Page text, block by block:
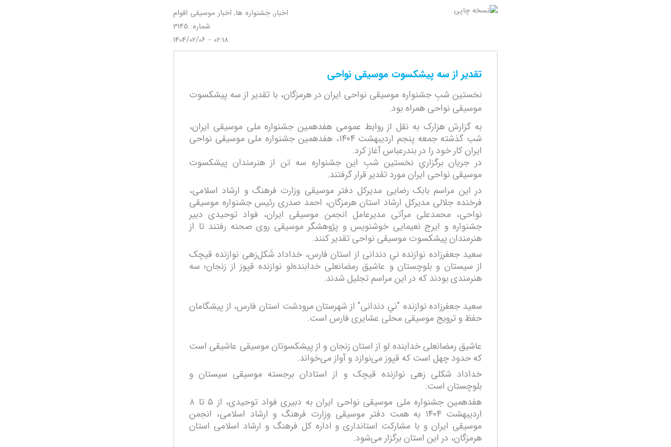
اخبار, جشنواره ها, اخبار موسیقی اقوام
شماره: 3145
1404/02/06 - 02:18
تقدیر از سه پیشکسوت موسیقی نواحی
نخستین شبِ جشنواره موسیقی نواحی ایران در هرمزگان، با تقدیر از سه پیشکسوت
موسیقی نواحی همراه بود.
به گزارش هزارک به نقل از روابط عمومی هفدهمین جشنواره ملی موسیقی ایران،
شب گذشته جمعه پنجم اردیبهشت ۱۴۰۴، هفدهمین جشنواره ملی موسیقی نواحی
ایران کار خود را در بندرعباس آغاز کرد.
در جریان برگزاریِ نخستین شبِ این جشنواره سه تن از هنرمندان پیشکسوت
موسیقی نواحی ایران مورد تقدیر قرار گرفتند.
در این مراسم بابک رضایی مدیرکل دفتر موسیقی وزارت فرهنگ و ارشاد اسلامی،
فرخنده جلالی مدیرکل ارشاد استان هرمزگان، احمد صدری رئیس جشنواره موسیقی
نواحی، محمدعلی مرآتی مدیرعامل انجمن موسیقی ایران، فواد توحیدی دبیر
جشنواره و ایرج نعیمایی خوشنویس و پژوهشگر موسیقی روی صحنه رفتند تا از
هنرمندان پیشکسوت موسیقی نواحی تقدیر کنند.
سعید جعفرزاده نوازنده نیِ دندانی از استان فارس، خداداد شَکل‌زهی نوازنده قیچک
از سیستان و بلوچستان و عاشیق رمضانعلی خدابنده‌لو نوازنده قپوز از زنجان؛ سه
هنرمندی بودند که در این مراسم تجلیل شدند.
سعید جعفرزاده نوازنده "نیِ دندانی" از شهرستان مرودشت استان فارس، از پیشگامان
حفظ و ترویج موسیقی محلی عشایری فارس است.
عاشیق رمضانعلی خدابنده لو از استان زنجان و از پیشکسوتان موسیقی عاشیقی است
که حدود چهل است که قپوز می‌نوازد و آواز می‌خواند.
خداداد شکلی زهی نوازنده قیچک و از استادان برجسته موسیقی سیستان و
بلوچستان است.
هفدهمین جشنواره ملی موسیقی نواحی ایران به دبیری فواد توحیدی، از ۵ تا ۸
اردیبهشت ۱۴۰۴ به همت دفتر موسیقی وزارت فرهنگ و ارشاد اسلامی، انجمن
موسیقی ایران و با مشارکت استانداری و اداره کل فرهنگ و ارشاد اسلامی استان
هرمزگان، در این استان برگزار می‌شود.